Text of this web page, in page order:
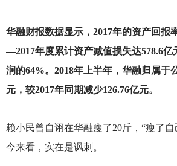
华融财报数据显示，2017年的资产回报
—2017年度累计资产减值损失达578.6亿
润的64%。2018年上半年，华融归属于
元，较2017年同期减少126.76亿元。
赖小民曾自诩在华融瘦了20斤，“瘦了
今来看，实在是讽刺。